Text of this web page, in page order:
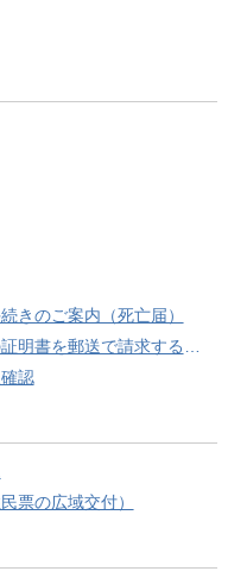
きのご案内（死亡届）
郵送で請求する際の本人確認
認
票の広域交付）